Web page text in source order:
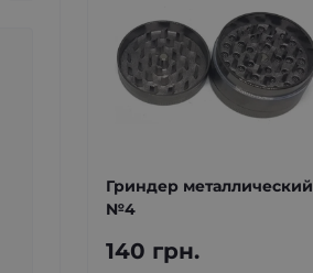
Гриндер металлический
№4
140 грн.